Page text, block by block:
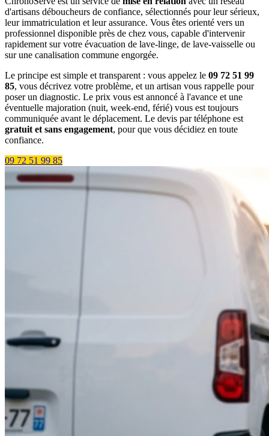
d'artisans déboucheurs de confiance, sélectionnés pour leur sérieux,
leur immatriculation et leur assurance. Vous êtes orienté vers un
professionnel disponible près de chez vous, capable d'intervenir
rapidement sur votre évacuation de lave-linge, de lave-vaisselle ou
sur une canalisation commune engorgée.
Le principe est simple et transparent : vous appelez le 09 72 51 99
85, vous décrivez votre problème, et un artisan vous rappelle pour
poser un diagnostic. Le prix vous est annoncé à l'avance et une
éventuelle majoration (nuit, week-end, férié) vous est toujours
communiquée avant le déplacement. Le devis par téléphone est
gratuit et sans engagement, pour que vous décidiez en toute
confiance.
09 72 51 99 85